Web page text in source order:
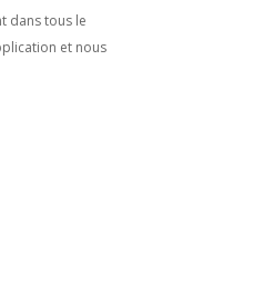
dans tous le
et nous